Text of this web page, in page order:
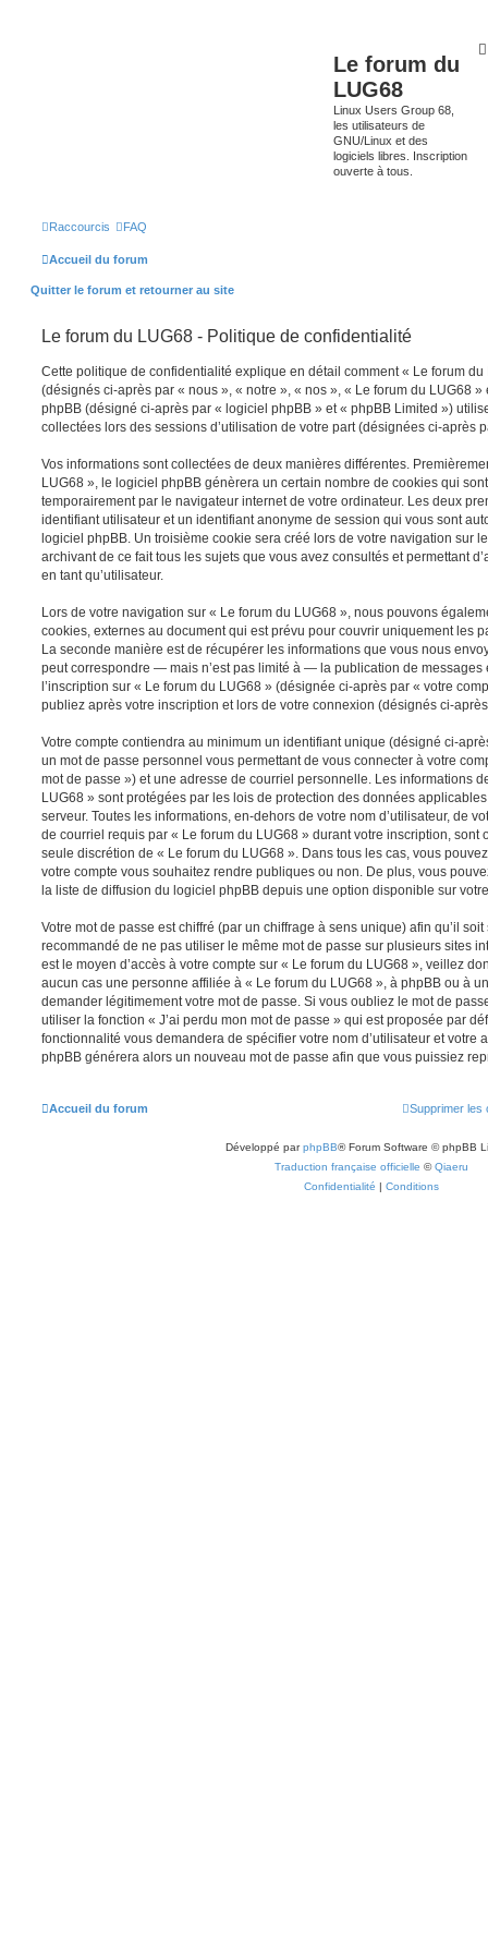
Le forum du
LUG68
Linux Users Group 68,
les utilisateurs de
GNU/Linux et des
logiciels libres. Inscription
ouverte à tous.
Raccourcis FAQ
Accueil du forum
Quitter le forum et retourner au site
Le forum du LUG68 - Politique de confidentialité
Cette politique de confidentialité explique en détail comment « Le forum
(désignés ci-après par « nous », « notre », « nos », « Le forum du LUG68
phpBB (désigné ci-après par « logiciel phpBB » et « phpBB Limited »)
collectées lors des sessions d’utilisation de votre part (désignées ci-après
Vos informations sont collectées de deux manières différentes.
LUG68 », le logiciel phpBB génèrera un certain nombre de cookies qui
temporairement par le navigateur internet de votre ordinateur. Les deux
identifiant utilisateur et un identifiant anonyme de session qui vous sont
logiciel phpBB. Un troisième cookie sera créé lors de votre navigation sur
archivant de ce fait tous les sujets que vous avez consultés et permettant
en tant qu’utilisateur.
Lors de votre navigation sur « Le forum du LUG68 », nous pouvons
cookies, externes au document qui est prévu pour couvrir uniquement les
La seconde manière est de récupérer les informations que vous nous
peut correspondre — mais n’est pas limité à — la publication de messages
l’inscription sur « Le forum du LUG68 » (désignée ci-après par « votre
publiez après votre inscription et lors de votre connexion (désignés ci-
Votre compte contiendra au minimum un identifiant unique (désigné ci-
un mot de passe personnel vous permettant de vous connecter à votre
mot de passe ») et une adresse de courriel personnelle. Les informations
LUG68 » sont protégées par les lois de protection des données
serveur. Toutes les informations, en-dehors de votre nom d’utilisateur, de
de courriel requis par « Le forum du LUG68 » durant votre inscription, sont
seule discrétion de « Le forum du LUG68 ». Dans tous les cas, vous
votre compte vous souhaitez rendre publiques ou non. De plus, vous
la liste de diffusion du logiciel phpBB depuis une option disponible sur
Votre mot de passe est chiffré (par un chiffrage à sens unique) afin qu’il
recommandé de ne pas utiliser le même mot de passe sur plusieurs sites
est le moyen d’accès à votre compte sur « Le forum du LUG68 », veillez
aucun cas une personne affiliée à « Le forum du LUG68 », à phpBB ou à
demander légitimement votre mot de passe. Si vous oubliez le mot de
utiliser la fonction « J’ai perdu mon mot de passe » qui est proposée par
fonctionnalité vous demandera de spécifier votre nom d’utilisateur et votre
phpBB générera alors un nouveau mot de passe afin que vous puissiez
Accueil du forum Supprimer les
Développé parphpBB® Forum Software © phpBB
Traduction française officielle ©Qiaeru
Confidentialité | Conditions